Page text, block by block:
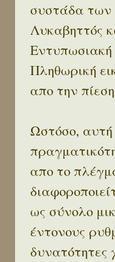
συστάδα των
Λυκαβηττός
Εντυπωσιακή
Πληθωρική
απο την
Ωστόσο, αυτή
απο το
ως σύνολο
έντονους
δυνατότητες